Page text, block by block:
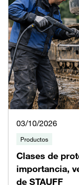
03/10/2026
Productos
Clases de
importancia,
de STAUFF